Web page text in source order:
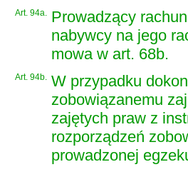
Art. 94a.
Prowadzący
nabywcy na jego
mowa w art. 68b.
Art. 94b.
W przypadku
zobowiązanemu
zajętych praw z
rozporządzeń
prowadzonej